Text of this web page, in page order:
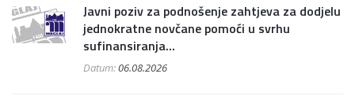
Javni poziv za podnošenje zahtjeva za dodjelu
jednokratne novčane pomoći u svrhu
sufinansiranja...
Datum:06.08.2026